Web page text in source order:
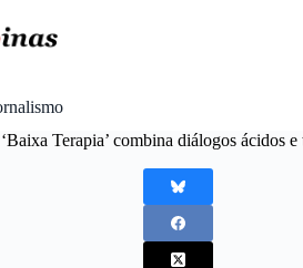
Terapia’ combina diálogos ácidos